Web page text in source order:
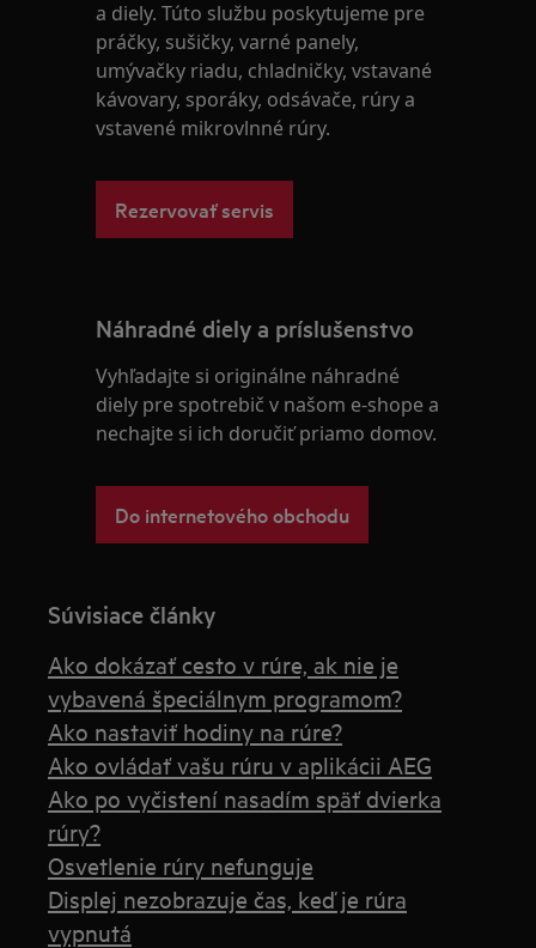
a diely. Túto službu poskytujeme pre
práčky, sušičky, varné panely,
umývačky riadu, chladničky, vstavané
kávovary, sporáky, odsávače, rúry a
vstavené mikrovlnné rúry.
Rezervovať servis
Náhradné diely a príslušenstvo
Vyhľadajte si originálne náhradné
diely pre spotrebič v našom e-shope a
nechajte si ich doručiť priamo domov.
Do internetového obchodu
Súvisiace články
Ako dokázať cesto v rúre, ak nie je
vybavená špeciálnym programom?
Ako nastaviť hodiny na rúre?
Ako ovládať vašu rúru v aplikácii AEG
Ako po vyčistení nasadím späť dvierka
rúry?
Osvetlenie rúry nefunguje
Displej nezobrazuje čas, keď je rúra
vypnutá